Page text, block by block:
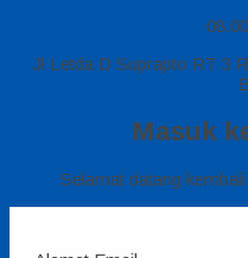
Jl Letda D Suprapto RT 3
Masuk
Selamat datang